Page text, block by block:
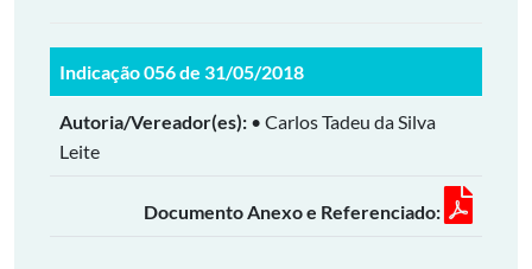
Indicação 056 de 31/05/2018
Autoria/Vereador(es): • Carlos Tadeu da Silva
Leite
Documento Anexo e Referenciado: